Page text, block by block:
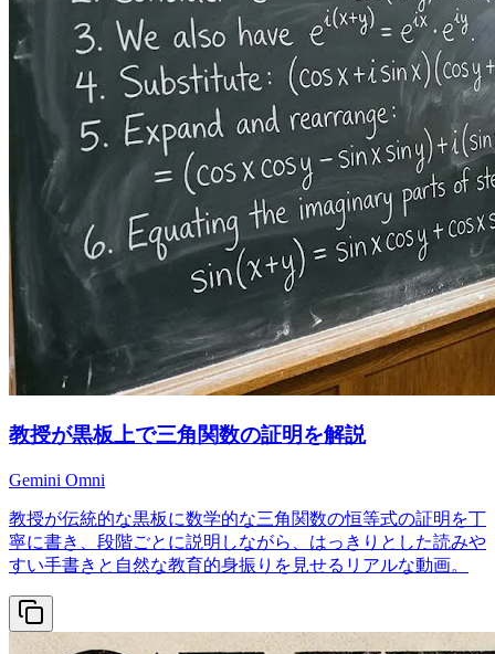
教授が黒板上で三角関数の証明を解説
Gemini Omni
教授が伝統的な黒板に数学的な三角関数の恒等式の証明を丁
寧に書き、段階ごとに説明しながら、はっきりとした読みや
すい手書きと自然な教育的身振りを見せるリアルな動画。